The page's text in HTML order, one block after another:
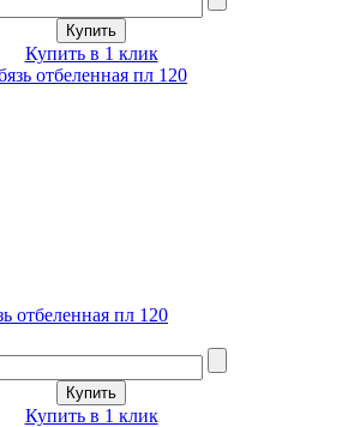
Купить в 1 клик
отбеленная пл 120
Купить в 1 клик